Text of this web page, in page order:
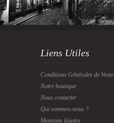
Liens Utiles
Conditions Générales de Vente
Notre boutique
Nous contacter
Qui sommes-nous ?
Mentions légales